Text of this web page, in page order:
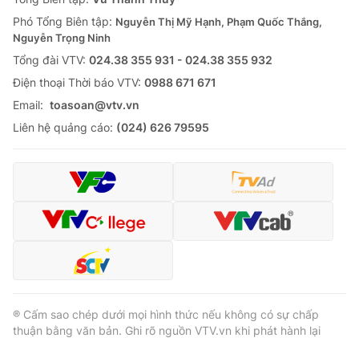
Phó Tổng Biên tập: Nguyễn Thị Mỹ Hạnh, Phạm Quốc Thắng,
Nguyễn Trọng Ninh
Tổng đài VTV: 024.38 355 931 - 024.38 355 932
Ðiện thoại Thời báo VTV: 0988 671 671
Email: toasoan@vtv.vn
Liên hệ quảng cáo: (024) 626 79595
® Cấm sao chép dưới mọi hình thức nếu không có sự chấp
thuận bằng văn bản. Ghi rõ nguồn VTV.vn khi phát hành lại